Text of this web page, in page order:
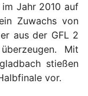
im Jahr 2010 auf
Zuwachs von
aus der GFL 2
Mit
stießen
vor.